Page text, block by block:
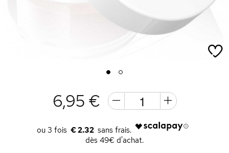
1 2
6,95 €
€ 2.32
dès 49€ d'achat.